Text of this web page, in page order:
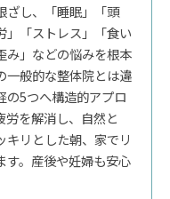
ざし、「睡眠」「頭
」「ストレス」「食い
み」などの悩みを根本
一般的な整体院とは違
の5つへ構造的アプロ
労を解消し、自然と
キリとした朝、家でリ
す。産後や妊婦も安心